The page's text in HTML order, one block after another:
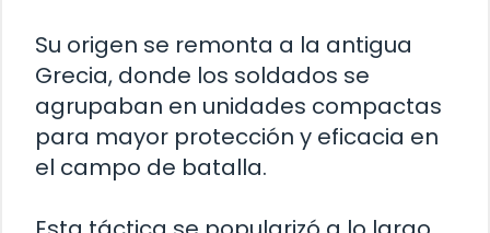
Su origen se remonta a la antigua
Grecia, donde los soldados se
agrupaban en unidades compactas
para mayor protección y eficacia en
el campo de batalla.